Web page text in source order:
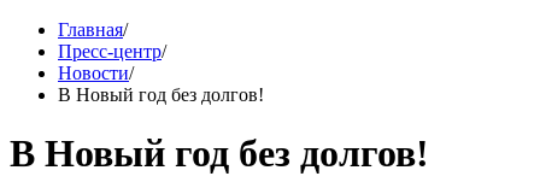
Главная/
Пресс-центр/
Новости/
В Новый год без долгов!
В Новый год без долгов!